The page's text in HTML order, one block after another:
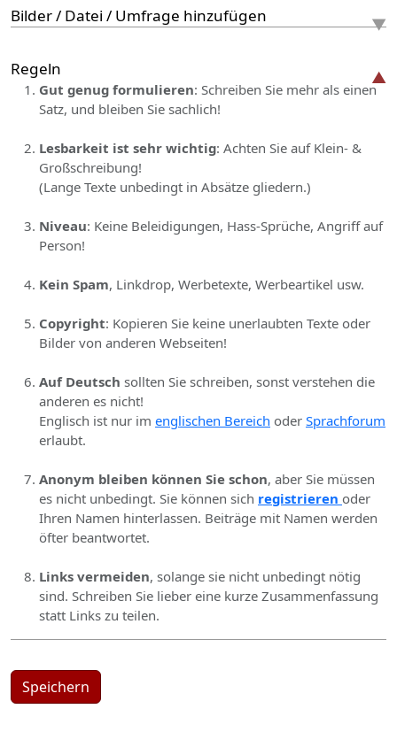
Bilder / Datei / Umfrage hinzufügen
Regeln
Gut genug formulieren: Schreiben Sie mehr als einen
Satz, und bleiben Sie sachlich!
Lesbarkeit ist sehr wichtig: Achten Sie auf Klein- &
Großschreibung!
(Lange Texte unbedingt in Absätze gliedern.)
Niveau: Keine Beleidigungen, Hass-Sprüche, Angriff auf
Person!
Kein Spam, Linkdrop, Werbetexte, Werbeartikel usw.
Copyright: Kopieren Sie keine unerlaubten Texte oder
Bilder von anderen Webseiten!
Auf Deutsch sollten Sie schreiben, sonst verstehen die
anderen es nicht!
Englisch ist nur im englischen Bereich oder Sprachforum
erlaubt.
Anonym bleiben können Sie schon, aber Sie müssen
es nicht unbedingt. Sie können sich registrieren oder
Ihren Namen hinterlassen. Beiträge mit Namen werden
öfter beantwortet.
Links vermeiden, solange sie nicht unbedingt nötig
sind. Schreiben Sie lieber eine kurze Zusammenfassung
statt Links zu teilen.
Speichern